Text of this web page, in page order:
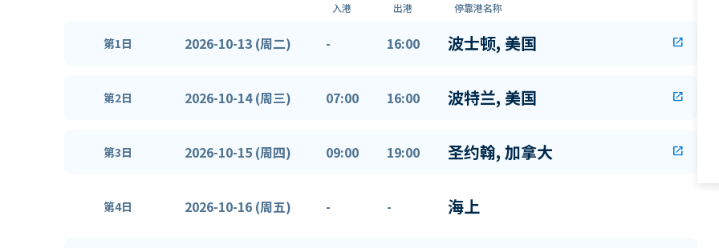
入港 出港 停靠港名称
第1日 2026-10-13 (周二) - 16:00 波士顿, 美国 open_in_new
第2日 2026-10-14 (周三) 07:00 16:00 波特兰, 美国 open_in_new
第3日 2026-10-15 (周四) 09:00 19:00 圣约翰, 加拿大 open_in_new
第4日 2026-10-16 (周五) - - 海上